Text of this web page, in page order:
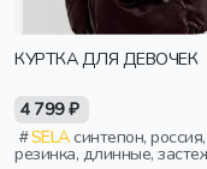
КУРТКА ДЛЯ ДЕВОЧЕК
4 799 ₽
SELAсинтепон, россия, прямые,
резинка, длинные,